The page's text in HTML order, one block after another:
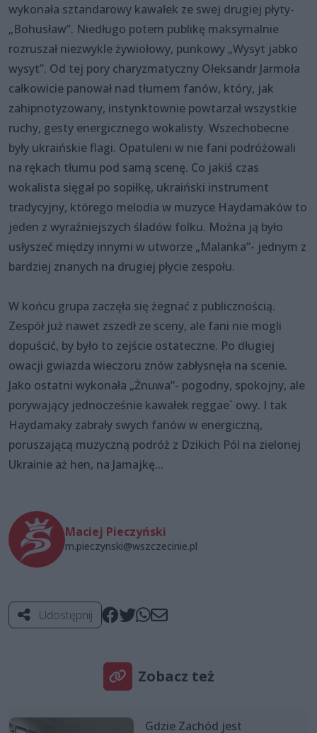
wykonała sztandarowy kawałek ze swej drugiej płyty-
„Bohusław”. Niedługo potem publikę maksymalnie
rozruszał niezwykle żywiołowy, punkowy „Wysyt jabko
wysyt”. Od tej pory charyzmatyczny Ołeksandr Jarmoła
całkowicie panował nad tłumem fanów, który, jak
zahipnotyzowany, instynktownie powtarzał wszystkie
ruchy, gesty energicznego wokalisty. Wszechobecne
były ukraińskie flagi. Opatuleni w nie fani podróżowali
na rękach tłumu pod samą scenę. Co jakiś czas
wokalista sięgał po sopiłkę, ukraiński instrument
tradycyjny, którego melodia w muzyce Haydamaków to
jeden z wyraźniejszych śladów folku. Można ją było
usłyszeć między innymi w utworze „Malanka”- jednym z
bardziej znanych na drugiej płycie zespołu.
W końcu grupa zaczęła się żegnać z publicznością.
Zespół już nawet zszedł ze sceny, ale fani nie mogli
dopuścić, by było to zejście ostateczne. Po długiej
owacji gwiazda wieczoru znów zabłysnęła na scenie.
Jako ostatni wykonała „Żnuwa”- pogodny, spokojny, ale
porywający jednocześnie kawałek reggae` owy. I tak
Haydamaky zabrały swych fanów w energiczną,
poruszającą muzyczną podróż z Dzikich Pól na zielonej
Ukrainie aż hen, na Jamajkę...
Maciej Pieczyński
m.pieczynski@wszczecinie.pl
Udostępnij
Zobacz też
Gdzie Zachód jest